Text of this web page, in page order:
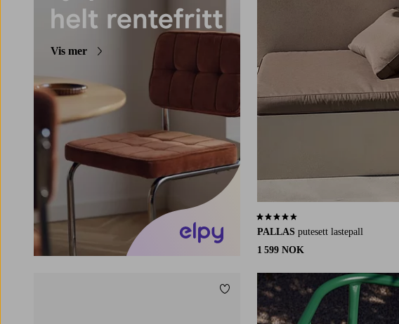
Vis mer
PALLAS putesett lastepall
1 599 NOK
4,5 basert på 21 karaktergivninger
Legg til favoritter